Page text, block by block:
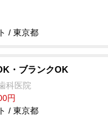
/ 東京都
・ブランクOK
科医院
円
/ 東京都